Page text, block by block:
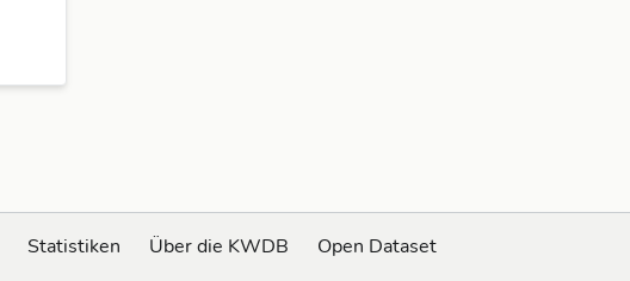
Statistiken Über die KWDB
Open Dataset